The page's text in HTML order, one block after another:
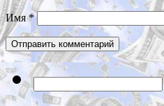
Имя*